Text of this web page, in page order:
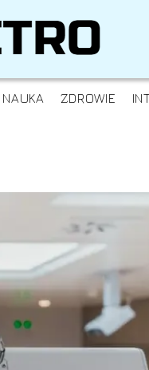
NAUKA ZDROWIE